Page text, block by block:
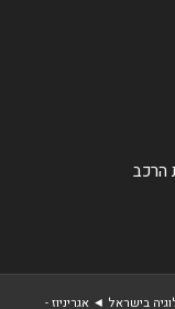
-